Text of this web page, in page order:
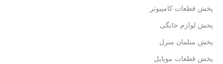
پخش قطعات کامپیوتر
پخش لوازم خانگی
پخش مبلمان منزل
پخش قطعات موبایل